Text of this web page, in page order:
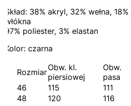
Skład: 38% akryl, 32% wełna,
włókna
97% poliester, 3% elastan
Kolor: czarna
RozmiarObw. kl.
piersiowej
Obw.
pasa
46
115 111
48
120 116